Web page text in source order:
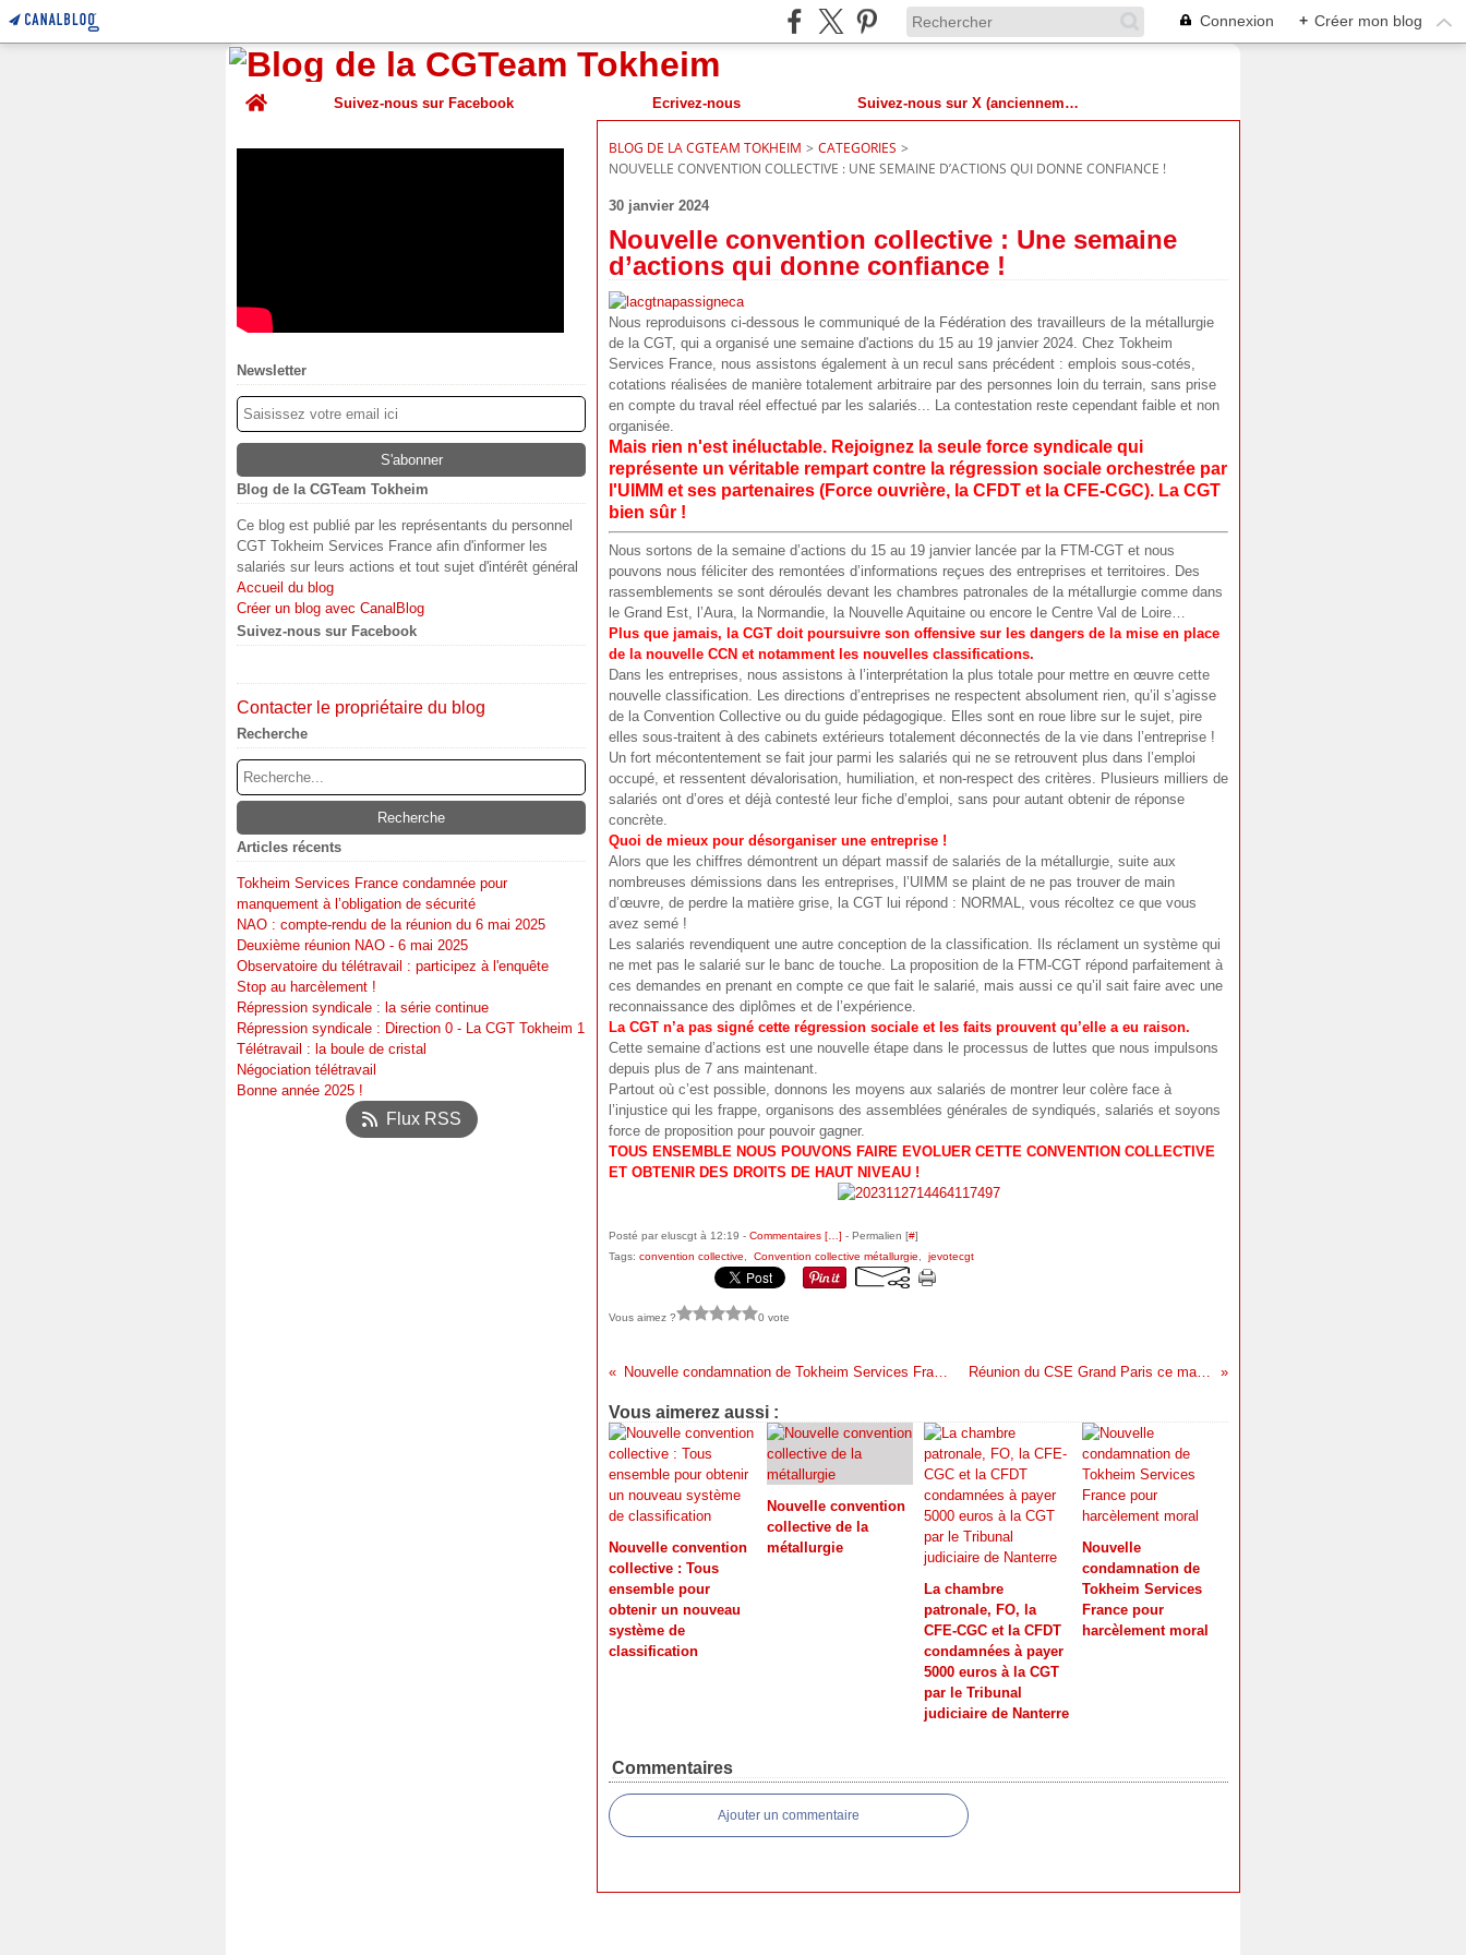
Connexion + Créer mon blog
Home
Suivez-nous sur Facebook Ecrivez-nous Suivez-nous sur X (anciennement Twitter)
Newsletter
Blog de la CGTeam Tokheim
Ce blog est publié par les représentants du personnel
CGT Tokheim Services France afin d'informer les
salariés sur leurs actions et tout sujet d'intérêt général
Accueil du blog
Créer un blog avec CanalBlog
Suivez-nous sur Facebook
Contacter le propriétaire du blog
Recherche
Articles récents
Tokheim Services France condamnée pour
manquement à l’obligation de sécurité
NAO : compte-rendu de la réunion du 6 mai 2025
Deuxième réunion NAO - 6 mai 2025
Observatoire du télétravail : participez à l'enquête
Stop au harcèlement !
Répression syndicale : la série continue
Répression syndicale : Direction 0 - La CGT Tokheim 1
Télétravail : la boule de cristal
Négociation télétravail
Bonne année 2025 !
Flux RSS
BLOG DE LA CGTEAM TOKHEIM > CATEGORIES >
NOUVELLE CONVENTION COLLECTIVE : UNE SEMAINE D’ACTIONS QUI DONNE CONFIANCE !
30 janvier 2024
Nouvelle convention collective : Une semaine
d’actions qui donne confiance !
Nous reproduisons ci-dessous le communiqué de la Fédération des travailleurs de la métallurgie
de la CGT, qui a organisé une semaine d'actions du 15 au 19 janvier 2024. Chez Tokheim
Services France, nous assistons également à un recul sans précédent : emplois sous-cotés,
cotations réalisées de manière totalement arbitraire par des personnes loin du terrain, sans prise
en compte du traval réel effectué par les salariés... La contestation reste cependant faible et non
organisée.
Mais rien n'est inéluctable. Rejoignez la seule force syndicale qui
représente un véritable rempart contre la régression sociale orchestrée par
l'UIMM et ses partenaires (Force ouvrière, la CFDT et la CFE-CGC). La CGT
bien sûr !
Nous sortons de la semaine d’actions du 15 au 19 janvier lancée par la FTM-CGT et nous
pouvons nous féliciter des remontées d’informations reçues des entreprises et territoires. Des
rassemblements se sont déroulés devant les chambres patronales de la métallurgie comme dans
le Grand Est, l’Aura, la Normandie, la Nouvelle Aquitaine ou encore le Centre Val de Loire…
Plus que jamais, la CGT doit poursuivre son offensive sur les dangers de la mise en place
de la nouvelle CCN et notamment les nouvelles classifications.
Dans les entreprises, nous assistons à l’interprétation la plus totale pour mettre en œuvre cette
nouvelle classification. Les directions d’entreprises ne respectent absolument rien, qu’il s’agisse
de la Convention Collective ou du guide pédagogique. Elles sont en roue libre sur le sujet, pire
elles sous-traitent à des cabinets extérieurs totalement déconnectés de la vie dans l’entreprise !
Un fort mécontentement se fait jour parmi les salariés qui ne se retrouvent plus dans l’emploi
occupé, et ressentent dévalorisation, humiliation, et non-respect des critères. Plusieurs milliers de
salariés ont d’ores et déjà contesté leur fiche d’emploi, sans pour autant obtenir de réponse
concrète.
Quoi de mieux pour désorganiser une entreprise !
Alors que les chiffres démontrent un départ massif de salariés de la métallurgie, suite aux
nombreuses démissions dans les entreprises, l’UIMM se plaint de ne pas trouver de main
d’œuvre, de perdre la matière grise, la CGT lui répond : NORMAL, vous récoltez ce que vous
avez semé !
Les salariés revendiquent une autre conception de la classification. Ils réclament un système qui
ne met pas le salarié sur le banc de touche. La proposition de la FTM-CGT répond parfaitement à
ces demandes en prenant en compte ce que fait le salarié, mais aussi ce qu’il sait faire avec une
reconnaissance des diplômes et de l’expérience.
La CGT n’a pas signé cette régression sociale et les faits prouvent qu’elle a eu raison.
Cette semaine d’actions est une nouvelle étape dans le processus de luttes que nous impulsons
depuis plus de 7 ans maintenant.
Partout où c’est possible, donnons les moyens aux salariés de montrer leur colère face à
l’injustice qui les frappe, organisons des assemblées générales de syndiqués, salariés et soyons
force de proposition pour pouvoir gagner.
TOUS ENSEMBLE NOUS POUVONS FAIRE EVOLUER CETTE CONVENTION COLLECTIVE
ET OBTENIR DES DROITS DE HAUT NIVEAU !
Posté par eluscgt à 12:19 - Commentaires [ ] - Permalien [#]
Tags: convention collective Convention collective métallurgie jevotecgt
Vous aimez ? 0 vote
Nouvelle condamnation de Tokheim Services France pour harcèlement moral Réunion du CSE Grand Paris ce matin : nos déclarations
Vous aimerez aussi :
Nouvelle convention
collective : Tous
ensemble pour
obtenir un nouveau
système de
classification
Nouvelle convention
collective de la
métallurgie
La chambre
patronale, FO, la
CFE-CGC et la CFDT
condamnées à payer
5000 euros à la CGT
par le Tribunal
judiciaire de Nanterre
Nouvelle
condamnation de
Tokheim Services
France pour
harcèlement moral
Commentaires
Ajouter un commentaire